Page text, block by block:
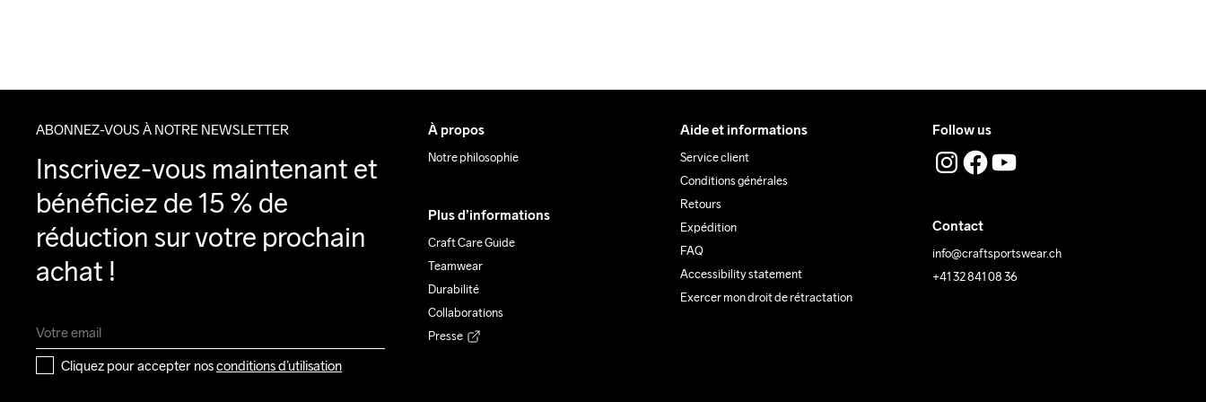
ABONNEZ-VOUS À NOTRE NEWSLETTER
Inscrivez-vous maintenant et
bénéficiez de 15 % de
réduction sur votre prochain
achat !
Cliquez pour accepter nos conditions d’utilisation
À propos
Notre philosophie
Plus d’informations
Craft Care Guide
Teamwear
Durabilité
Collaborations
Presse
Aide et informations
Service client
Conditions générales
Retours
Expédition
FAQ
Accessibility statement
Exercer mon droit de rétractation
Follow us
Contact
info@craftsportswear.ch
+41 32 841 08 36